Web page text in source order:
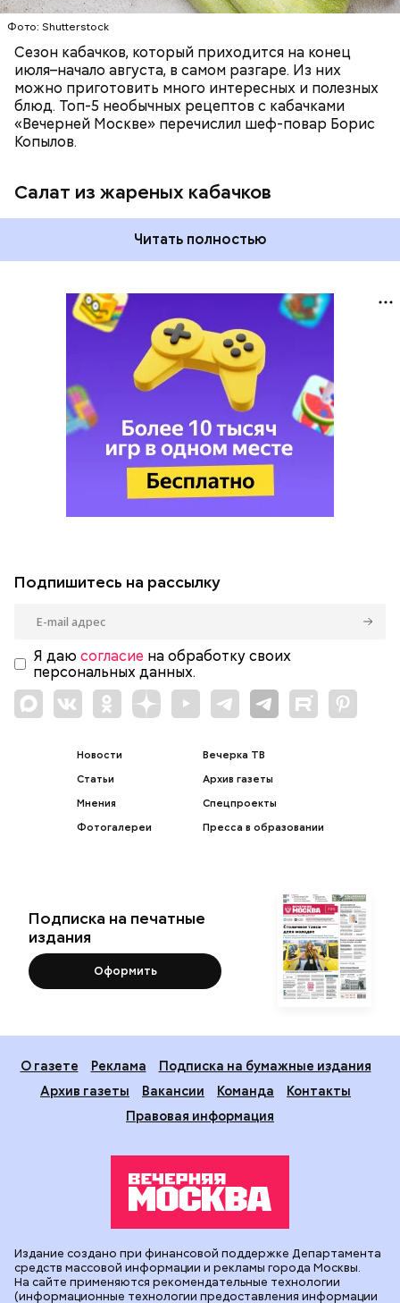
Фото: Shutterstock
Сезон кабачков, который приходится на конец
июля–начало августа, в самом разгаре. Из них
можно приготовить много интересных и полезных
блюд. Топ-5 необычных рецептов с кабачками
«Вечерней Москве» перечислил шеф-повар Борис
Копылов.
Салат из жареных кабачков
Читать полностью
Подпишитесь на рассылку
Я даю согласие на обработку своих
персональных данных.
Новости
Статьи
Мнения
Фотогалереи
Вечерка ТВ
Архив газеты
Спецпроекты
Пресса в образовании
Подписка на печатные
издания
Оформить
О газете Реклама
Подписка на бумажные издания
Архив газеты
Вакансии Команда
Контакты
Правовая информация
Издание создано при финансовой поддержке Департамента
средств массовой информации и рекламы города Москвы.
На сайте применяются рекомендательные технологии
(информационные технологии предоставления информации